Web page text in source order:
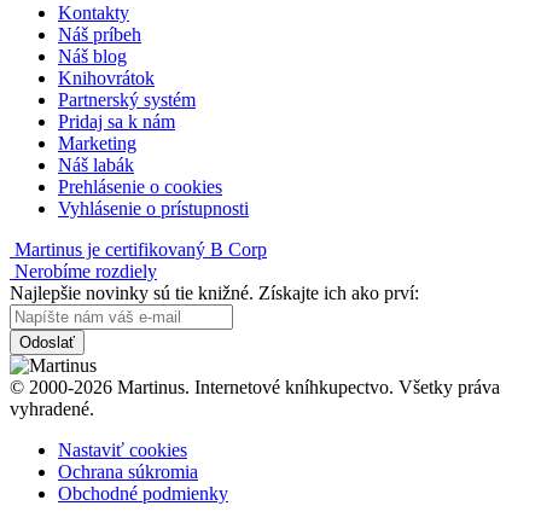
Kontakty
Náš príbeh
Náš blog
Knihovrátok
Partnerský systém
Pridaj sa k nám
Marketing
Náš labák
Prehlásenie o cookies
Vyhlásenie o prístupnosti
Martinus je certifikovaný B Corp
Nerobíme rozdiely
Najlepšie novinky sú tie knižné. Získajte ich ako prví:
Odoslať
© 2000-2026 Martinus. Internetové kníhkupectvo. Všetky práva
vyhradené.
Nastaviť cookies
Ochrana súkromia
Obchodné podmienky